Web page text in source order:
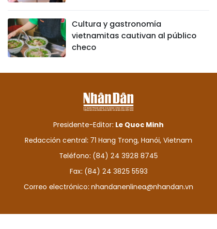
Cultura y gastronomía
vietnamitas cautivan al público
checo
Presidente-Editor: Le Quoc Minh
Redacción central: 71 Hang Trong, Hanói, Vietnam
Teléfono: (84) 24 3928 8745
Fax: (84) 24 3825 5593
Correo electrónico: nhandanenlinea@nhandan.vn